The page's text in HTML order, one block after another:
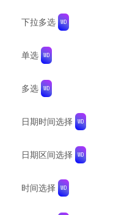
下拉多选
单选
多选
日期时间选择
日期区间选择
时间选择